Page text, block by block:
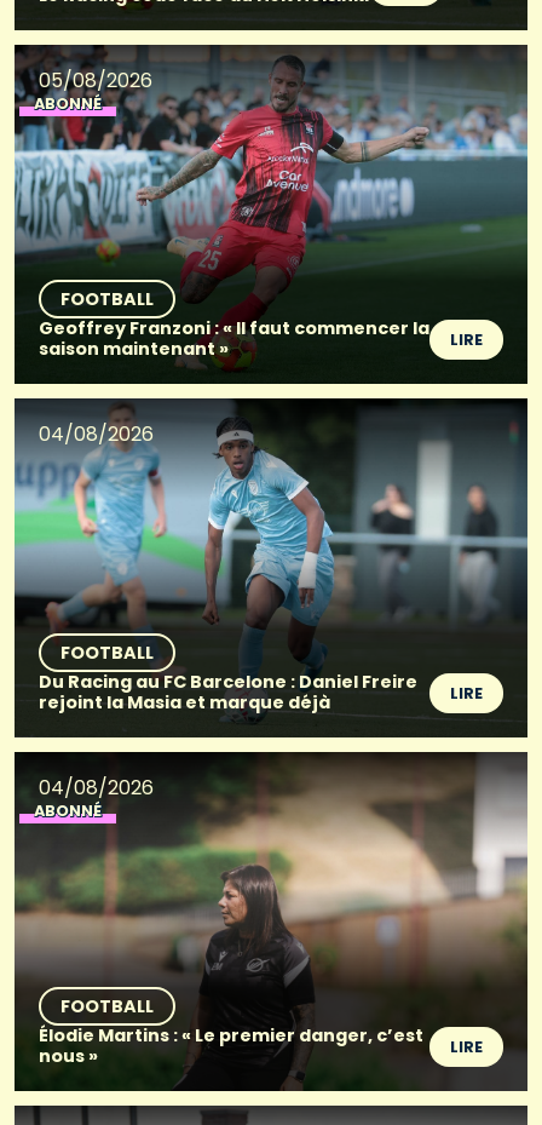
05/08/2026
ABONNÉ
FOOTBALL
Geoffrey Franzoni : « Il faut commencer la
saison maintenant »
LIRE
04/08/2026
FOOTBALL
Du Racing au FC Barcelone : Daniel Freire
rejoint la Masia et marque déjà
LIRE
04/08/2026
ABONNÉ
FOOTBALL
Élodie Martins : « Le premier danger, c’est
nous »
LIRE